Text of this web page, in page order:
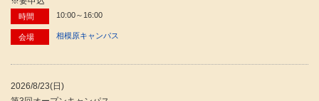
時間 10:00～16:00
会場 相模原キャンパス
2026/8/23(日)